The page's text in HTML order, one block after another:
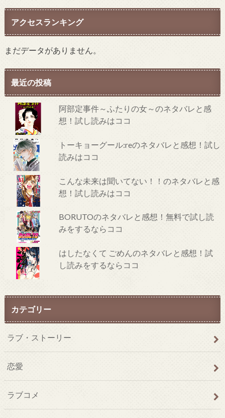
アクセスランキング
まだデータがありません。
最近の投稿
阿部定事件～ふたりの女～のネタバレと感
想！試し読みはココ
トーキョーグール:reのネタバレと感想！試し
読みはココ
こんな未来は聞いてない！！のネタバレと感
想！試し読みはココ
BORUTOのネタバレと感想！無料で試し読
みをするならココ
はしたなくて ごめんのネタバレと感想！試
し読みをするならココ
カテゴリー
ラブ・ストーリー
恋愛
ラブコメ